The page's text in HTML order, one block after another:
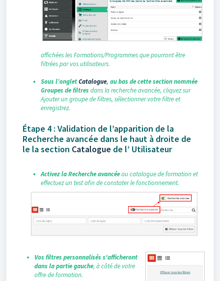
affichées les Formations/Programmes que pourront être
filtrées par vos utilisateurs.
Sous l’ongletCatalogue, au bas de cette section nommée
Groupes de filtresdans la recherche avancée, cliquez sur
Ajouter un groupe de filtres, sélectionner votre filtre et
enregistrez.
Étape 4 : Validation de l’apparition de la
Recherche avancée dans le haut à droite de
le la section Catalogue de l’ Utilisateur
Activez la Recherche avancéeau catalogue de formation et
effectuez un test afin de constater le fonctionnement.
Vos filtres personnalisés s'afficheront
dans la partie gauche, à côté de votre
offre de formation.